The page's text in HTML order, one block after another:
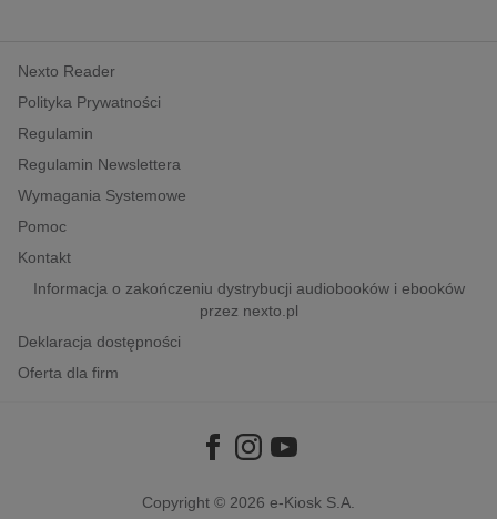
polityka, społeczno-informacyjne
psychologiczne
inne
popularno-naukowe
historia
Nexto Reader
Polityka Prywatności
Regulamin
Regulamin Newslettera
Wymagania Systemowe
Pomoc
Kontakt
Informacja o zakończeniu dystrybucji audiobooków i ebooków
przez nexto.pl
Deklaracja dostępności
Oferta dla firm
Copyright © 2026 e-Kiosk S.A.